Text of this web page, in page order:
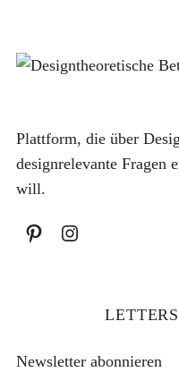
Plattform, die über
designrelevante Fragen
will.
Newsletter abonnieren
S
h
n